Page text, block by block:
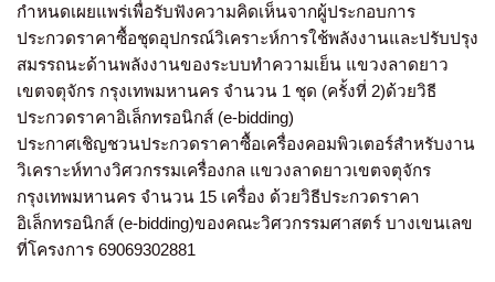
กำหนดเผยแพร่เพื่อรับฟังความคิดเห็นจากผู้ประกอบการ
ประกวดราคาซื้อชุดอุปกรณ์วิเคราะห์การใช้พลังงานและปรับปรุง
สมรรถนะด้านพลังงานของระบบทำความเย็น แขวงลาดยาว
เขตจตุจักร กรุงเทพมหานคร จำนวน 1 ชุด (ครั้งที่ 2)ด้วยวิธี
ประกวดราคาอิเล็กทรอนิกส์ (e-bidding)
ประกาศเชิญชวนประกวดราคาซื้อเครื่องคอมพิวเตอร์สำหรับงาน
วิเคราะห์ทางวิศวกรรมเครื่องกล แขวงลาดยาวเขตจตุจักร
กรุงเทพมหานคร จำนวน 15 เครื่อง ด้วยวิธีประกวดราคา
อิเล็กทรอนิกส์ (e-bidding)ของคณะวิศวกรรมศาสตร์ บางเขนเลข
ที่โครงการ 69069302881